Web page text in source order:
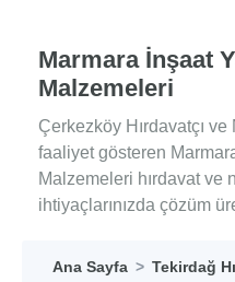
Marmara İnşaat
Malzemeleri
Çerkezköy Hırdavatçı
faaliyet gösteren
Malzemeleri hırdavat ve
ihtiyaçlarınızda çözüm
Ana Sayfa Tekirdağ